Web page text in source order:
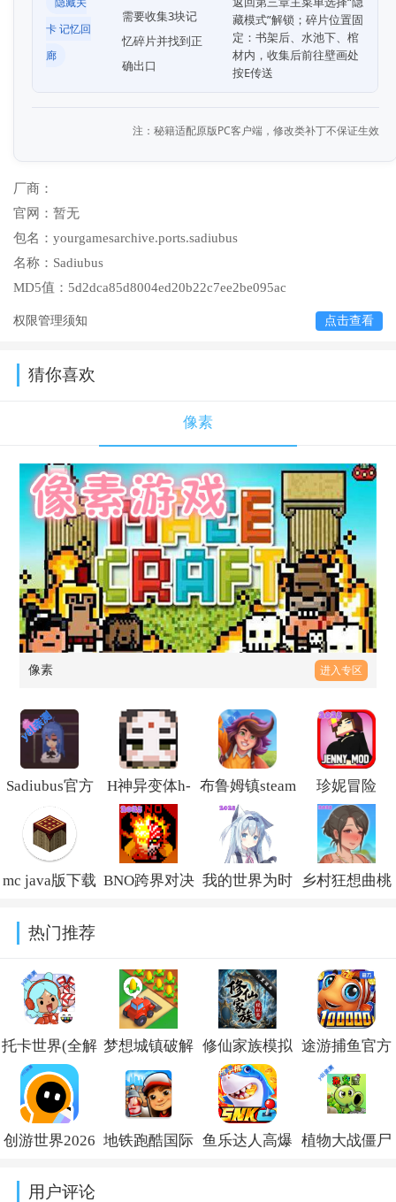
卡 记忆回
廊
需要收集3块记
忆碎片并找到正
确出口
藏模式”解锁；碎片位置固
定：书架后、水池下、棺
材内，收集后前往壁画处
按E传送
注：秘籍适配原版PC客户端，修改类补丁不保证生效
厂商：
官网： 暂无
包名： yourgamesarchive.ports.sadiubus
名称： Sadiubus
MD5值： 5d2dca85d8004ed20b22c7ee2be095ac
权限管理须知 点击查看
猜你喜欢
像素
像素 进入专区
Sadiubus官方
中文版v02081
H神异变体h-
goddess-
anomaly游戏手
机版v1.0.0
布鲁姆镇steam
移植手机版
v1.3.7
珍妮冒险
(Jenny
Mod)9.0直装版
mc java版下载 BNO跨界对决 我的世界为时
v1.0.0
乡村狂想曲桃
版
热门推荐
托卡世界(全解
锁版
本)2026v1.134
梦想城镇破解
版内置修改菜
单
(Township)v37.0.1
修仙家族模拟
器内置作弊菜
单折相思
v10.1.5
途游捕鱼官方
版免费下载最
新版本v4.878
创游世界2026 地铁跑酷国际 鱼乐达人高爆 植物大战僵尸
用户评论